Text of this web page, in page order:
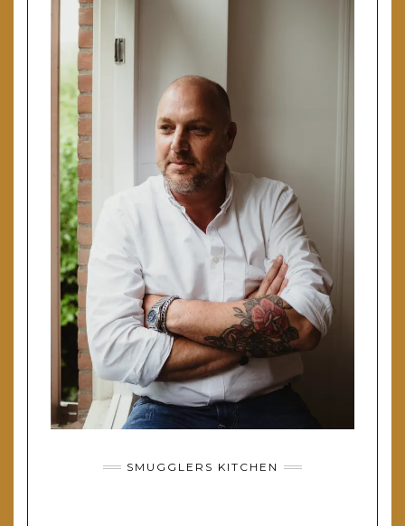
SMUGGLERS KITCHEN